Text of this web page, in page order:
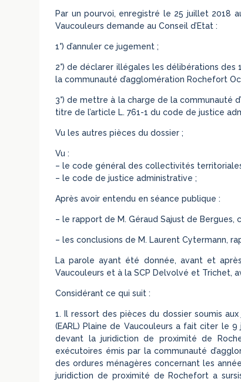
Par un pourvoi, enregistré le 25 juillet 2018
Vaucouleurs demande au Conseil d’Etat :
1°) d’annuler ce jugement ;
2°) de déclarer illégales les délibérations des
la communauté d’agglomération Rochefort
3°) de mettre à la charge de la communauté
titre de l’article L. 761-1 du code de justice
Vu les autres pièces du dossier ;
Vu :
– le code général des collectivités
– le code de justice administrative ;
Après avoir entendu en séance publique :
– le rapport de M. Géraud Sajust de Bergues,
– les conclusions de M. Laurent Cytermann,
La parole ayant été donnée, avant et
Vaucouleurs et à la SCP Delvolvé et Trichet,
Considérant ce qui suit :
1. Il ressort des pièces du dossier soumis
(EARL) Plaine de Vaucouleurs a fait citer le
devant la juridiction de proximité de
exécutoires émis par la communauté
des ordures ménagères concernant les
juridiction de proximité de Rochefort a